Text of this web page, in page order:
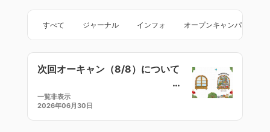
すべて ジャーナル インフォ オープンキャンパス
次回オーキャン（8/8）について
一覧非表示
2026年06月30日